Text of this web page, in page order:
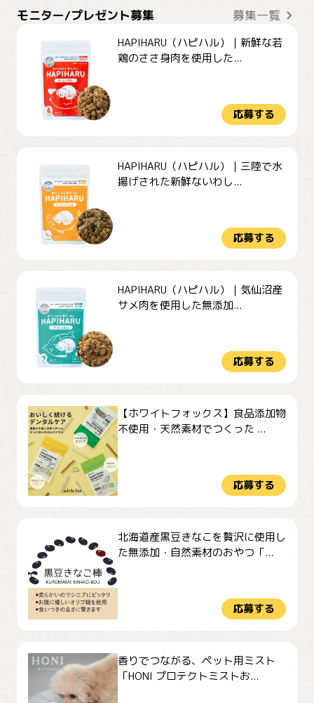
モニター/プレゼント募集 募集一覧
HAPIHARU（ハピハル）｜新鮮な若
鶏のささ身肉を使用した...
応募する
HAPIHARU（ハピハル）｜三陸で水
揚げされた新鮮ないわし...
応募する
HAPIHARU（ハピハル）｜気仙沼産
サメ肉を使用した無添加...
応募する
【ホワイトフォックス】食品添加物
不使用・天然素材でつくった ...
応募する
北海道産黒豆きなこを贅沢に使用し
た無添加・自然素材のおやつ「...
応募する
香りでつながる、ペット用ミスト
「HONI プロテクトミストお...